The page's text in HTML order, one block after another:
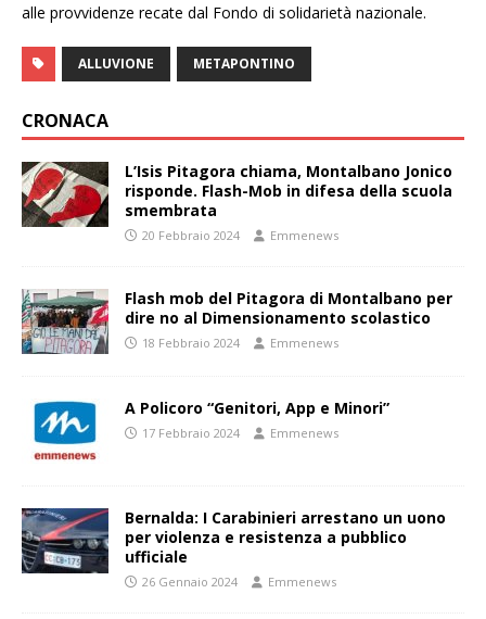
alle provvidenze recate dal Fondo di solidarietà nazionale.
ALLUVIONE METAPONTINO
CRONACA
L’Isis Pitagora chiama, Montalbano Jonico
risponde. Flash-Mob in difesa della scuola
smembrata
20 Febbraio 2024 Emmenews
Flash mob del Pitagora di Montalbano per
dire no al Dimensionamento scolastico
18 Febbraio 2024 Emmenews
A Policoro “Genitori, App e Minori”
17 Febbraio 2024 Emmenews
Bernalda: I Carabinieri arrestano un uono
per violenza e resistenza a pubblico
ufficiale
26 Gennaio 2024 Emmenews